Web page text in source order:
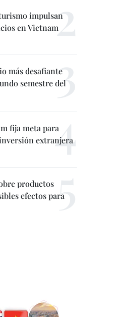
impulsan
en Vietnam
más desafiante
semestre del
fija meta para
extranjera
productos
efectos para